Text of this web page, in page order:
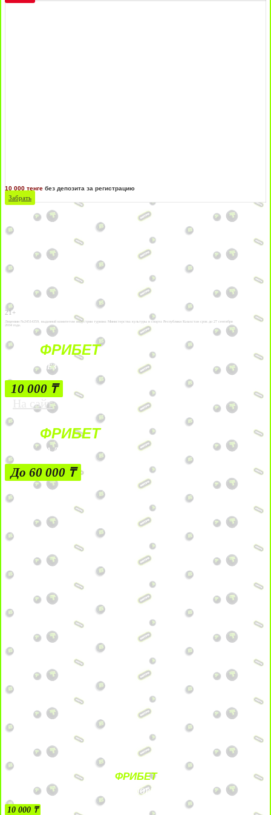
10 000 тенге без депозита за регистрацию
Забрать
21+
Лицензии №24514359, выданной комитетом индустрии туризма Министерства культуры и спорта Республики Казахстан срок до 27 сентября
2034 года.
ФРИБЕТ
БЕЗ УСЛОВИЙ
10 000 ₸
На сайт
ФРИБЕТ
ЗА ДЕПОЗИТЫ
До 60 000 ₸
ФРИБЕТ
БЕЗ УСЛОВИЙ
10 000 ₸